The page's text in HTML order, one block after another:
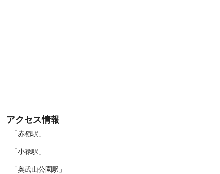
アクセス情報
「赤嶺駅」
「小禄駅」
「奥武山公園駅」